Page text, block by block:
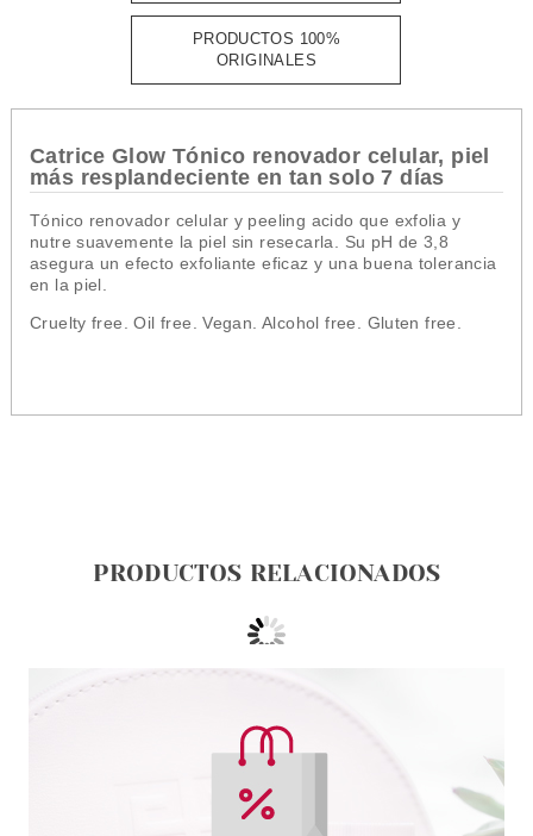
PRODUCTOS 100%
ORIGINALES
Catrice Glow Tónico renovador celular, piel
más resplandeciente en tan solo 7 días
Tónico renovador celular y peeling acido que exfolia y
nutre suavemente la piel sin resecarla. Su pH de 3,8
asegura un efecto exfoliante eficaz y una buena tolerancia
en la piel.
Cruelty free. Oil free. Vegan. Alcohol free. Gluten free.
PRODUCTOS RELACIONADOS